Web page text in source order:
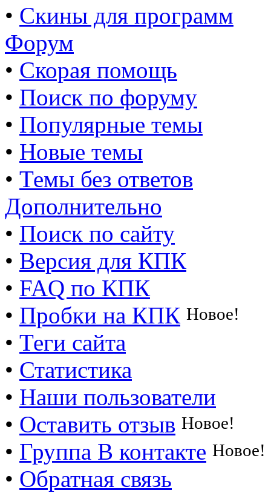
• Скины для программ
Форум
• Скорая помощь
• Поиск по форуму
• Популярные темы
• Новые темы
• Темы без ответов
Дополнительно
• Поиск по сайту
• Версия для КПК
• FAQ по КПК
• Пробки на КПК Новое!
• Теги сайта
• Статистика
• Наши пользователи
• Оставить отзыв Новое!
• Группа В контакте Новое!
• Обратная связь